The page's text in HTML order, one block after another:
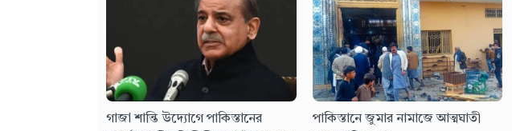
গাজা শান্তি উদ্যোগে পাকিস্তানের
পাকিস্তানে জুমার নামাজে আত্মঘাতী